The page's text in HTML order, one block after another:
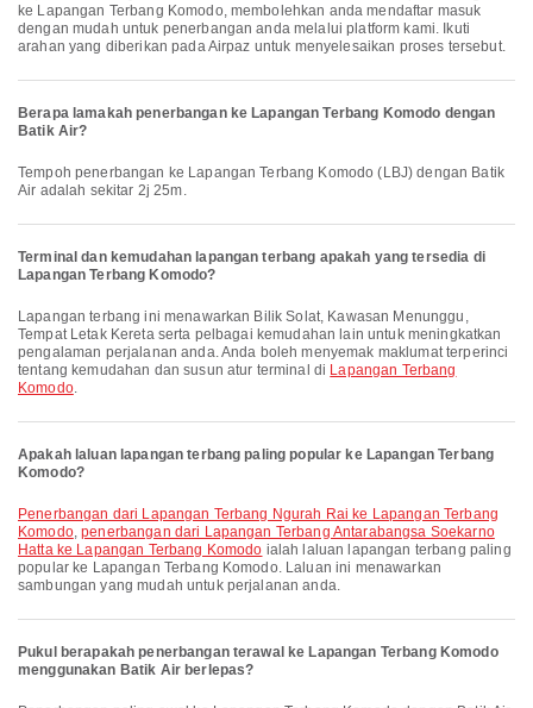
ke Lapangan Terbang Komodo, membolehkan anda mendaftar masuk
dengan mudah untuk penerbangan anda melalui platform kami. Ikuti
arahan yang diberikan pada Airpaz untuk menyelesaikan proses tersebut.
Berapa lamakah penerbangan ke Lapangan Terbang Komodo dengan
Batik Air?
Tempoh penerbangan ke Lapangan Terbang Komodo (LBJ) dengan Batik
Air adalah sekitar 2j 25m.
Terminal dan kemudahan lapangan terbang apakah yang tersedia di
Lapangan Terbang Komodo?
Lapangan terbang ini menawarkan Bilik Solat, Kawasan Menunggu,
Tempat Letak Kereta serta pelbagai kemudahan lain untuk meningkatkan
pengalaman perjalanan anda. Anda boleh menyemak maklumat terperinci
tentang kemudahan dan susun atur terminal di Lapangan Terbang
Komodo.
Apakah laluan lapangan terbang paling popular ke Lapangan Terbang
Komodo?
penerbangan dari Lapangan Terbang Ngurah Rai ke Lapangan Terbang
Komodo,penerbangan dari Lapangan Terbang Antarabangsa Soekarno
Hatta ke Lapangan Terbang Komodo ialah laluan lapangan terbang paling
popular ke Lapangan Terbang Komodo. Laluan ini menawarkan
sambungan yang mudah untuk perjalanan anda.
Pukul berapakah penerbangan terawal ke Lapangan Terbang Komodo
menggunakan Batik Air berlepas?